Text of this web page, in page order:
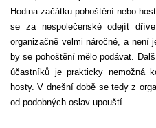
Hodina začátku pohoštění nebo
se za nespolečenské odejít
organizačně velmi náročné, a není
by se pohoštění mělo po­dávat.
účastníků je prakticky nemožná
hosty. V dnešní době se tedy z
od podobných oslav upouští.